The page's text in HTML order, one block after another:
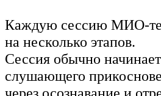
Каждую сессию МИО-
на несколько этапов.
Сессия обычно
слушающего